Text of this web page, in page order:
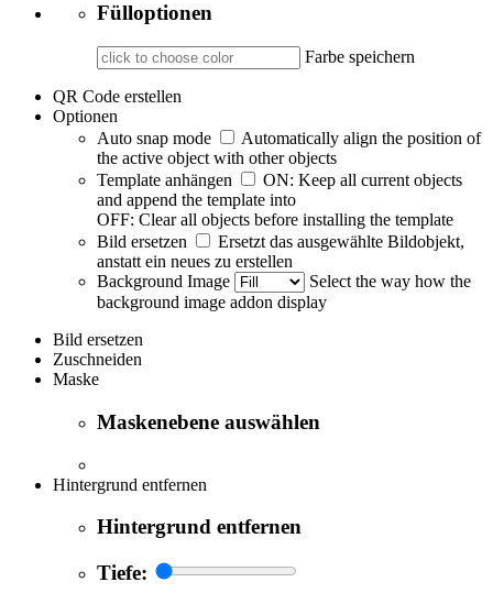
Fülloptionen
Farbe speichern
QR Code erstellen
Optionen
Auto snap mode
Automatically align the position of
the active object with other objects
Template anhängen
ON: Keep all current objects
and append the template into
OFF: Clear all objects before installing the template
Bild ersetzen
Ersetzt das ausgewählte Bildobjekt,
anstatt ein neues zu erstellen
Background Image
Select the way how the
background image addon display
Bild ersetzen
Zuschneiden
Maske
Maskenebene auswählen
Hintergrund entfernen
Hintergrund entfernen
Tiefe: